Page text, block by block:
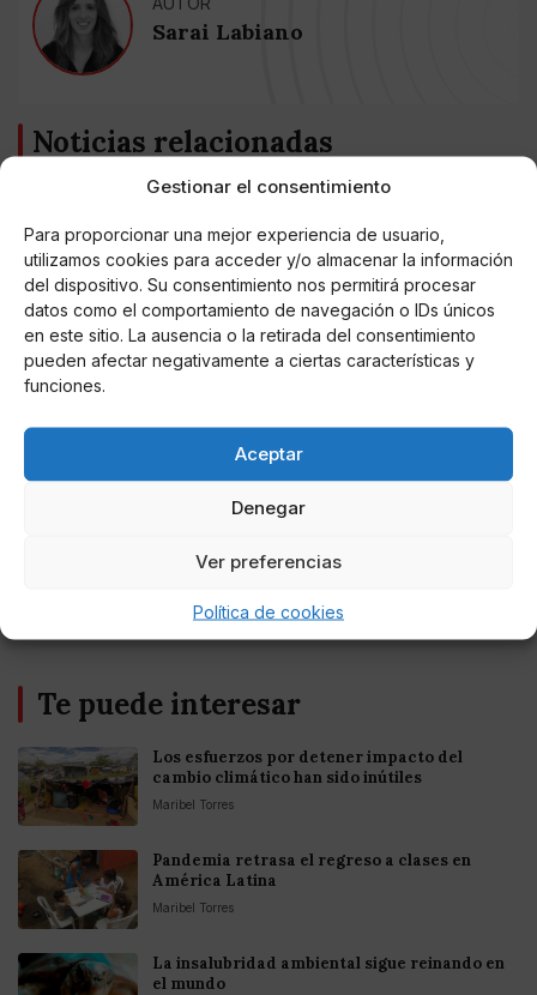
Gestionar el consentimiento
Para proporcionar una mejor experiencia de usuario,
utilizamos cookies para acceder y/o almacenar la información
del dispositivo. Su consentimiento nos permitirá procesar
datos como el comportamiento de navegación o IDs únicos
en este sitio. La ausencia o la retirada del consentimiento
pueden afectar negativamente a ciertas características y
funciones.
Aceptar
Denegar
Ver preferencias
Política de cookies
Sarai Labiano
Noticias relacionadas
Online Casino
Colombia 2025: Bitcoin Casinos
Online Casino
Mejores Casinos Online con Bitcoin y
Criptomonedas en Argentina 2025
Mejores casinos online con
Entretenimiento
Te puede interesar
Los esfuerzos por detener impacto del
cambio climático han sido inútiles
Maribel Torres
Pandemia retrasa el regreso a clases en
América Latina
Maribel Torres
La insalubridad ambiental sigue reinando en
el mundo